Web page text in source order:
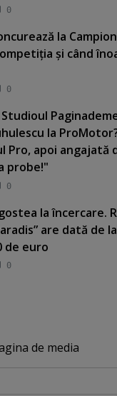
0
la
şi când
0
la
Pro, apoi angajată
probe!"
0
la încercare.
are dată de
de euro
0
de media